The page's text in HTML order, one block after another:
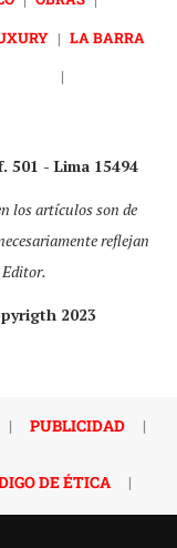
| LA BARRA
|
501 - Lima 15494
los artículos son de
reflejan
Editor.
2023
| PUBLICIDAD |
DE ÉTICA |